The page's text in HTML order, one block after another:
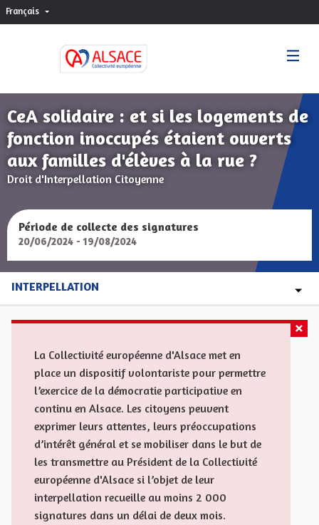
Français Choisir la langue
CeA solidaire : et si les logements de
fonction inoccupés étaient ouverts
aux familles d'élèves à la rue ?
Droit d'Interpellation Citoyenne
Période de collecte des signatures
20/06/2024 - 19/08/2024
INTERPELLATION
La Collectivité européenne d'Alsace met en
place un dispositif volontariste pour permettre
l’exercice de la démocratie participative en
continu en Alsace. Les citoyens peuvent
exprimer leurs attentes, leurs préoccupations
d’intérêt général et se mobiliser dans le but de
les transmettre au Président de la Collectivité
européenne d'Alsace si l’objet de leur
interpellation recueille au moins 2 000
signatures dans un délai de deux mois.